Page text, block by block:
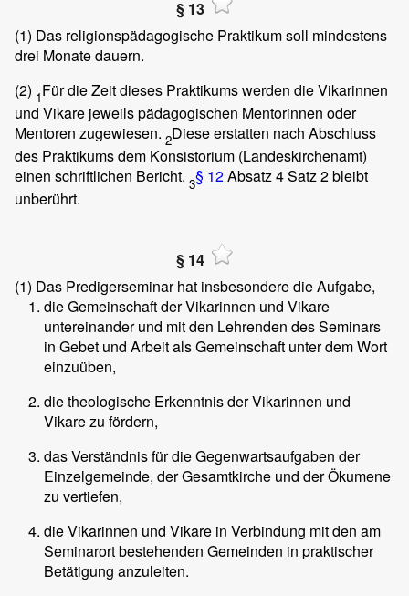
§ 13
(1) Das religionspädagogische Praktikum soll mindestens
drei Monate dauern.
(2) 1Für die Zeit dieses Praktikums werden die Vikarinnen
und Vikare jeweils pädagogischen Mentorinnen oder
Mentoren zugewiesen. 2Diese erstatten nach Abschluss
des Praktikums dem Konsistorium (Landeskirchenamt)
einen schriftlichen Bericht. 3§ 12Absatz 4 Satz 2 bleibt
unberührt.
§ 14
(1) Das Predigerseminar hat insbesondere die Aufgabe,
die Gemeinschaft der Vikarinnen und Vikare
untereinander und mit den Lehrenden des Seminars
in Gebet und Arbeit als Gemeinschaft unter dem Wort
einzuüben,
die theologische Erkenntnis der Vikarinnen und
Vikare zu fördern,
das Verständnis für die Gegenwartsaufgaben der
Einzelgemeinde, der Gesamtkirche und der Ökumene
zu vertiefen,
die Vikarinnen und Vikare in Verbindung mit den am
Seminarort bestehenden Gemeinden in praktischer
Betätigung anzuleiten.